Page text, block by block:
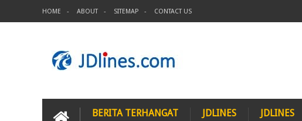
HOME ABOUT SITEMAP CONTACT US
BERITA TERHANGAT JDLINES JDLINES